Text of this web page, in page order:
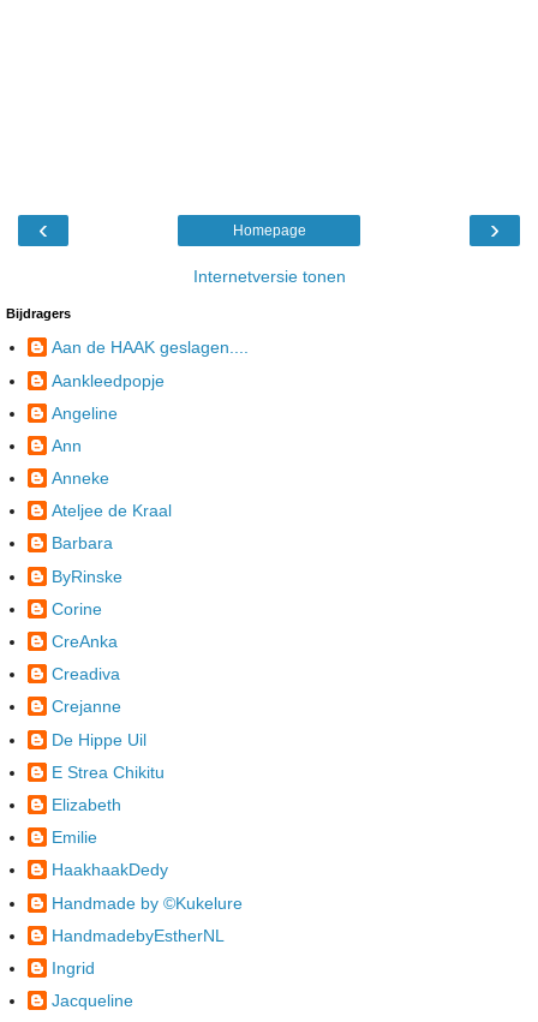
‹ ›
Homepage
Internetversie tonen
Bijdragers
Aan de HAAK geslagen....
Aankleedpopje
Angeline
Ann
Anneke
Ateljee de Kraal
Barbara
ByRinske
Corine
CreAnka
Creadiva
Crejanne
De Hippe Uil
E Strea Chikitu
Elizabeth
Emilie
HaakhaakDedy
Handmade by ©Kukelure
HandmadebyEstherNL
Ingrid
Jacqueline